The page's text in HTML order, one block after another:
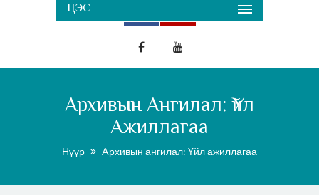
ЦЭС
Архивын Ангилал: Үйл
Ажиллагаа
Нүүр Aрхивын ангилал: Үйл ажиллагаа